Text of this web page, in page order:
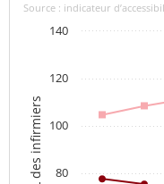
APL des infirmiers
Source : indicateur
80
100
120
140